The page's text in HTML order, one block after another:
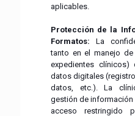
aplicables.
Protección de la
Formatos: La
tanto en el manejo
expedientes
datos digitales
datos, etc.). La
gestión de
acceso restringido